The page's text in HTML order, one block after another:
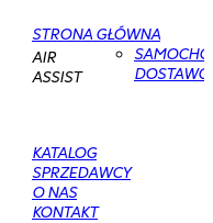
STRONA GŁÓWNA
AIR
ASSIST
KATALOG
SPRZEDAWCY
O NAS
KONTAKT